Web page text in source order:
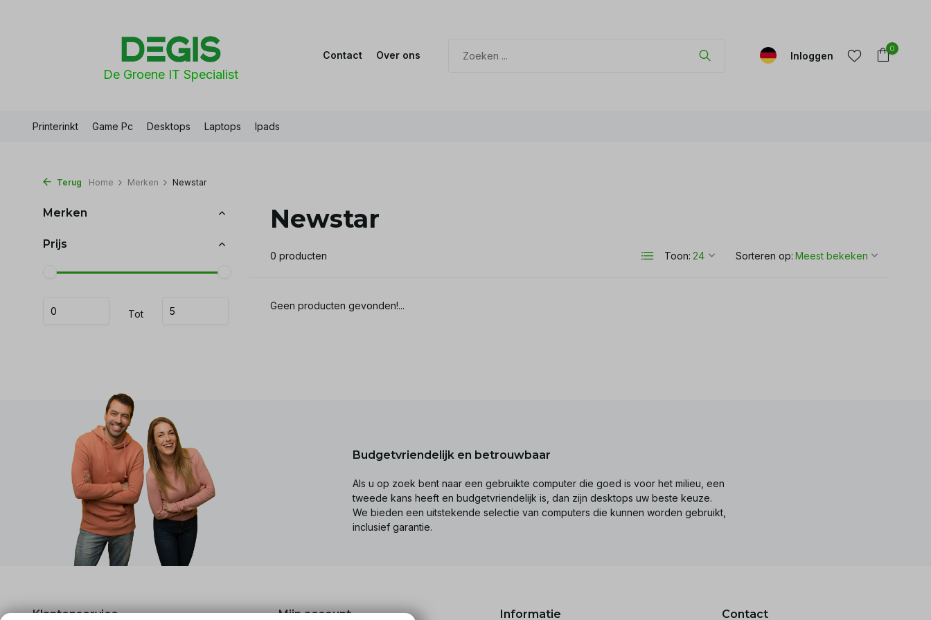
De Groene IT Specialist
Contact Over ons Inloggen
0
Printerinkt Game Pc Desktops Laptops Ipads
Terug Home Merken Newstar
Merken
Prijs
Tot
Newstar
0 producten Toon: Sorteren op:
Geen producten gevonden!...
Budgetvriendelijk en betrouwbaar
Als u op zoek bent naar een gebruikte computer die goed is voor het milieu, een
tweede kans heeft en budgetvriendelijk is, dan zijn desktops uw beste keuze.
We bieden een uitstekende selectie van computers die kunnen worden gebruikt,
inclusief garantie.
Klantenservice Mijn account Informatie Contact